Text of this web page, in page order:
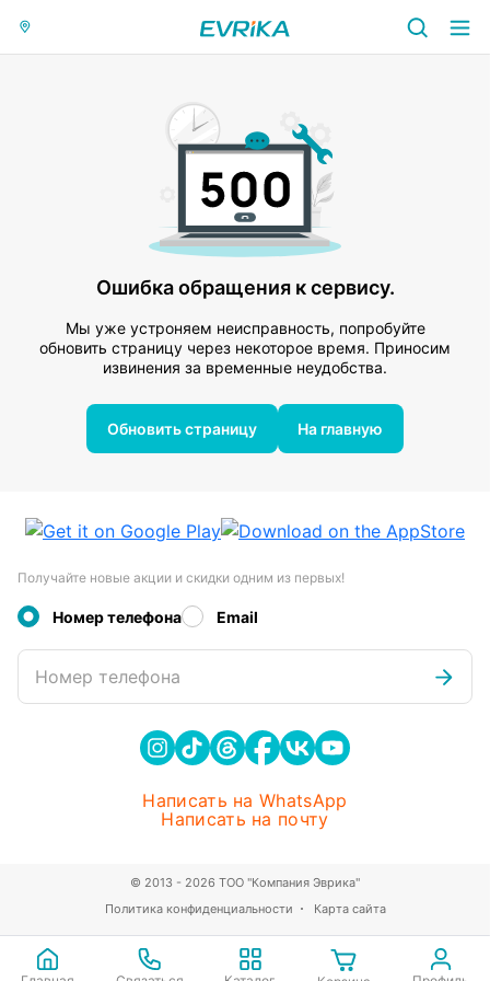
Ошибка обращения к сервису.
Мы уже устроняем неисправность, попробуйте
обновить страницу через некоторое время. Приносим
извинения за временные неудобства.
Обновить страницу На главную
Получайте новые акции и скидки одним из первых!
Номер телефона Email
Номер телефона
Написать на WhatsApp
Написать на почту
Политика конфиденциальности Карта сайта
© 2013 - 2026 ТОО "Компания Эврика"